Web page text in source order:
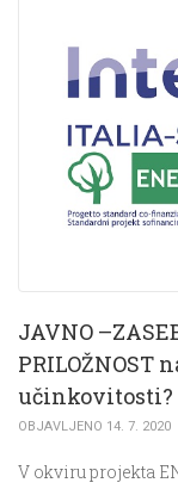
JAVNO
PRILOŽNOST
učinkovitosti?
OBJAVLJENO 14. 7. 2020
V okviru projekta